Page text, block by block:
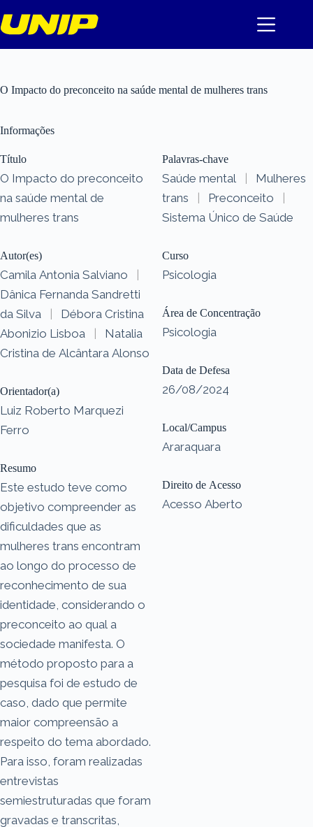
para
o
O Impacto do preconceito na saúde mental de mulheres trans
Informações
Título
O Impacto do preconceito
na saúde mental de
mulheres trans
Autor(es)
Camila Antonia Salviano
|
Dânica Fernanda Sandretti
da Silva
|
Débora Cristina
Abonizio Lisboa
|
Natalia
Cristina de Alcântara Alonso
Orientador(a)
Luiz Roberto Marquezi
Ferro
Resumo
Este estudo teve como
objetivo compreender as
dificuldades que as
mulheres trans encontram
ao longo do processo de
reconhecimento de sua
identidade, considerando o
preconceito ao qual a
sociedade manifesta. O
método proposto para a
pesquisa foi de estudo de
caso, dado que permite
maior compreensão a
respeito do tema abordado.
Para isso, foram realizadas
entrevistas
semiestruturadas que foram
gravadas e transcritas,
Palavras-chave
Saúde mental |
Mulheres
trans
| Preconceito
|
Sistema Único de Saúde
Curso
Psicologia
Área de Concentração
Psicologia
Data de Defesa
26/08/2024
Local/Campus
Araraquara
Direito de Acesso
Acesso Aberto